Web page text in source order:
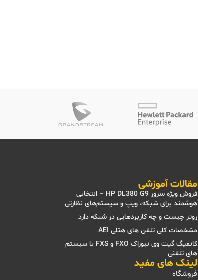
مقالات آموزشی
فروش ویژه سرور HP DL380 G9 – انتخابی
هوشمند برای شبکه، ویپ و سیستم‌های نظارتی
روتر چیست و چه کاربردهایی در شبکه دارد
مشخصات کلی تلفن های هتلی AEI
کانفیگ گیت وی نیوراک FXO و FXS با سیستم
های تلفنی
لینک های مفید
فروشگاه